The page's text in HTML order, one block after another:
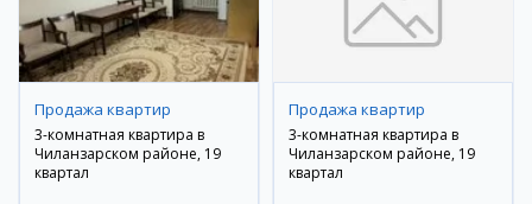
Продажа квартир
3-комнатная квартира в
Чиланзарском районе, 19
квартал
Продажа квартир
3-комнатная квартира в
Чиланзарском районе, 19
квартал